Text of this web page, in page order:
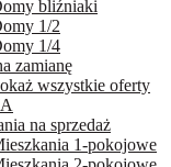
bliźniaki
1/2
1/4
zamianę
wszystkie oferty
na sprzedaż
1-pokojowe